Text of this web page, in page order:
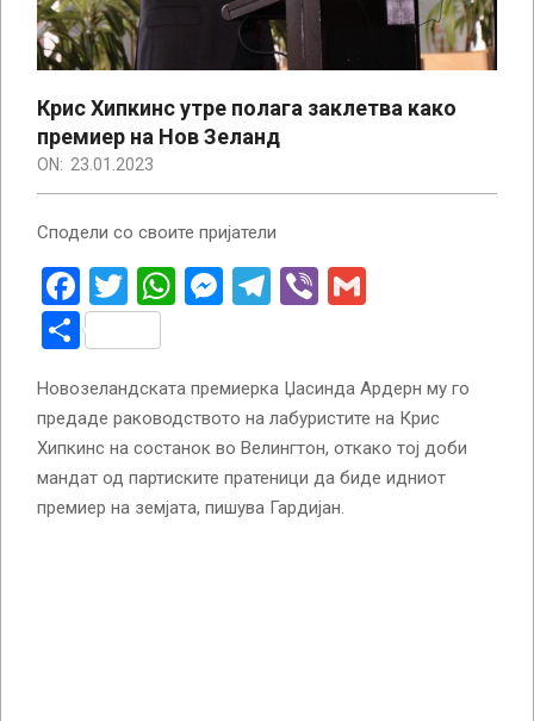
Крис Хипкинс утре полага заклетва како
премиер на Нов Зеланд
ON: 23.01.2023
Сподели со своите пријатели
Facebook
Twitter
WhatsApp
Messenger
Telegram
Viber
Share
Новозеландската премиерка Џасинда Ардерн му го
предаде раководството на лабуристите на Крис
Хипкинс на состанок во Велингтон, откако тој доби
мандат од партиските пратеници да биде идниот
премиер на земјата, пишува Гардијан.